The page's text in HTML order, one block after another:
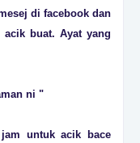
di facebook dan
buat. Ayat yang
ni "
untuk acik bace